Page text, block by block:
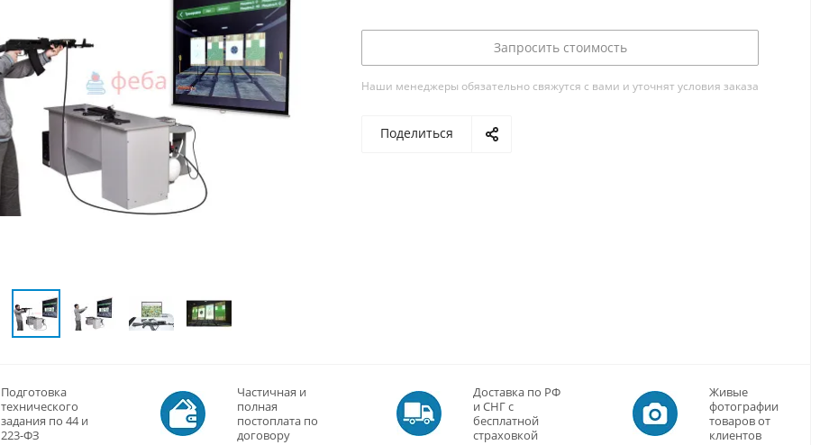
Запросить стоимость
Наши менеджеры обязательно свяжутся с вами и уточнят условия заказа
Поделиться
Подготовка
технического
задания по 44 и
223-ФЗ
Частичная и
полная
постоплата по
договору
Доставка по РФ
и СНГ с
бесплатной
страховкой
Живые
фотографии
товаров от
клиентов